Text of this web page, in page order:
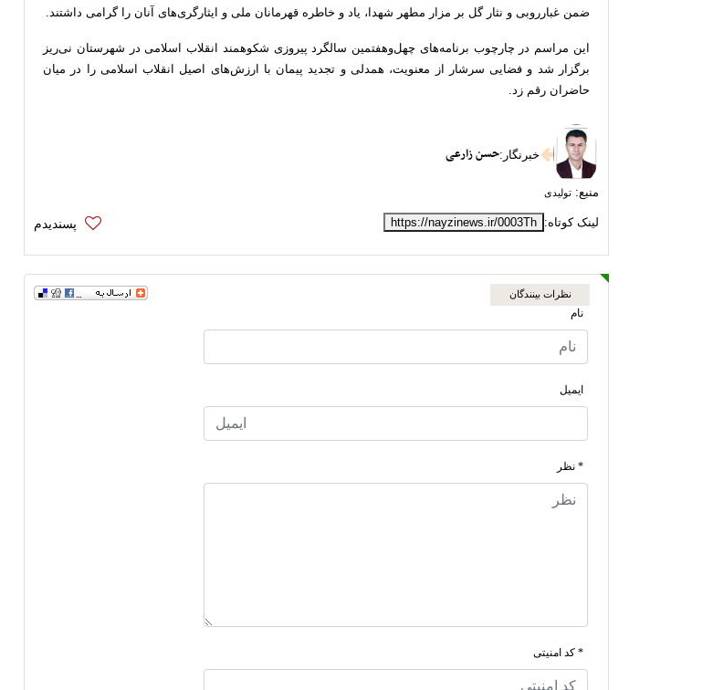
ضمن غبارروبی و نثار گل بر مزار مطهر شهدا، یاد و خاطره قهرمانان ملی و ایثارگری‌های آنان را گرامی داشتند.
این مراسم در چارچوب برنامه‌های چهل‌وهفتمین سالگرد پیروزی شکوهمند انقلاب اسلامی در شهرستان نی‌ریز
برگزار شد و فضایی سرشار از معنویت، همدلی و تجدید پیمان با ارزش‌های اصیل انقلاب اسلامی را در میان
حاضران رقم زد.
خبرنگار :حسن زارعی
منبع: تولیدی
لینک کوتاه: https://nayzinews.ir/0003Th
نظرات بینندگان
نام
ایمیل
* نظر
* کد امنیتی